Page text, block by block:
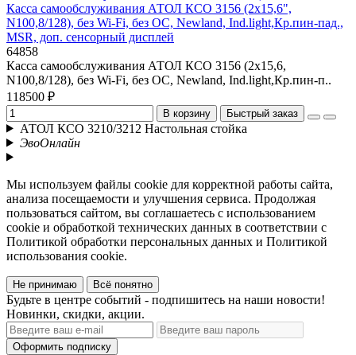
Касса самообслуживания АТОЛ КСО 3156 (2x15,6",
N100,8/128), без Wi-Fi, без ОС, Newland, Ind.light,Кр.пин-пад.,
MSR, доп. сенсорный дисплей
64858
Касса самообслуживания АТОЛ КСО 3156 (2x15,6,
N100,8/128), без Wi-Fi, без ОС, Newland, Ind.light,Кр.пин-п..
118500 ₽
В корзину Быстрый заказ
АТОЛ КСО 3210/3212 Настольная стойка
ЭвоОнлайн
Мы используем файлы cookie для корректной работы сайта,
анализа посещаемости и улучшения сервиса. Продолжая
пользоваться сайтом, вы соглашаетесь с использованием
cookie и обработкой технических данных в соответствии с
Политикой обработки персональных данных и Политикой
использования cookie.
Не принимаю Всё понятно
Будьте в центре событий - подпишитесь на наши новости!
Новинки, скидки, акции.
Оформить подписку